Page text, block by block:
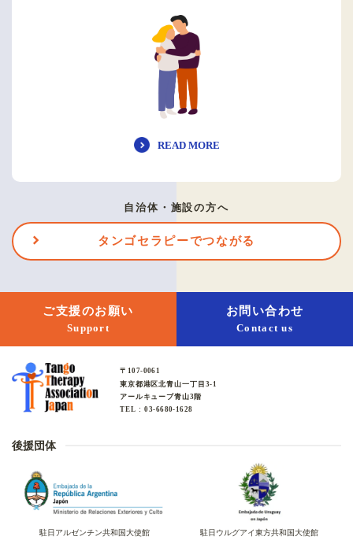
READ MORE
自治体・施設の方へ
タンゴセラピーでつながる
ご支援のお願い
Support
お問い合わせ
Contact us
〒107-0061
東京都港区北青山一丁目3-1
アールキューブ青山3階
TEL : 03-6680-1628
後援団体
駐日アルゼンチン共和国大使館 駐日ウルグアイ東方共和国大使館